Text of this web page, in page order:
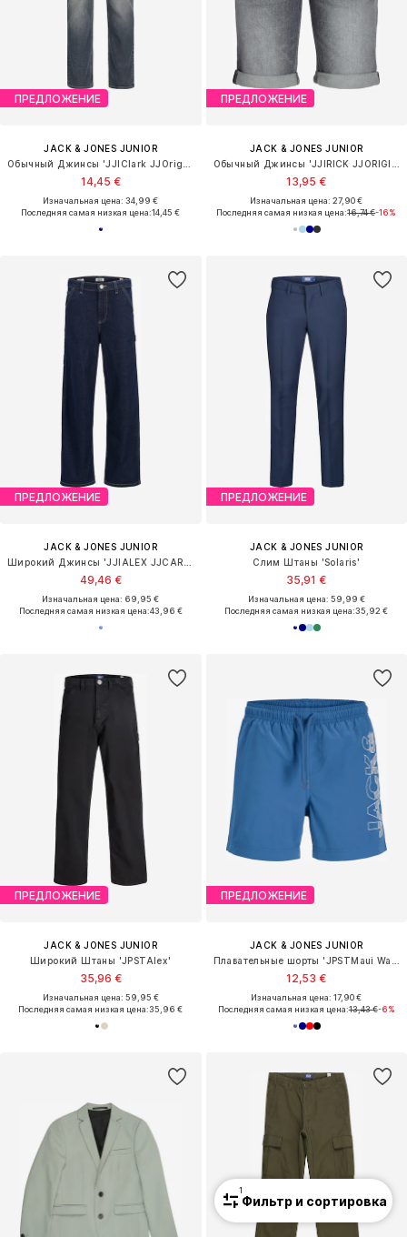
ПРЕДЛОЖЕНИЕ
JACK & JONES JUNIOR
14,45 €
Изначальная цена: 34,99 €
Последняя самая низкая цена:14,45 €
ПРЕДЛОЖЕНИЕ
JACK & JONES JUNIOR
13,95 €
Изначальная цена: 27,90 €
Последняя самая низкая цена:16,74 €-16%
ПРЕДЛОЖЕНИЕ
JACK & JONES JUNIOR
49,46 €
Изначальная цена: 69,95 €
Последняя самая низкая цена:43,96 €
ПРЕДЛОЖЕНИЕ
JACK & JONES JUNIOR
Слим Штаны 'Solaris'
35,91 €
Изначальная цена: 59,99 €
Последняя самая низкая цена:35,92 €
ПРЕДЛОЖЕНИЕ
JACK & JONES JUNIOR
Широкий Штаны 'JPSTAlex'
35,96 €
Изначальная цена: 59,95 €
Последняя самая низкая цена:35,96 €
ПРЕДЛОЖЕНИЕ
JACK & JONES JUNIOR
12,53 €
Изначальная цена: 17,90 €
Последняя самая низкая цена:13,43 €-6%
1
Фильтр и сортировка